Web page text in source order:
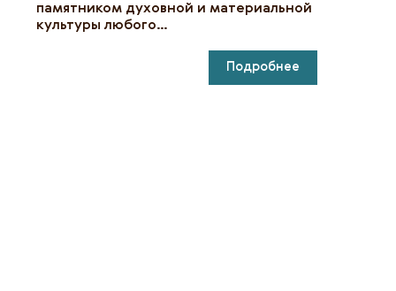
памятником духовной и материальной
культуры любого…
Подробнее